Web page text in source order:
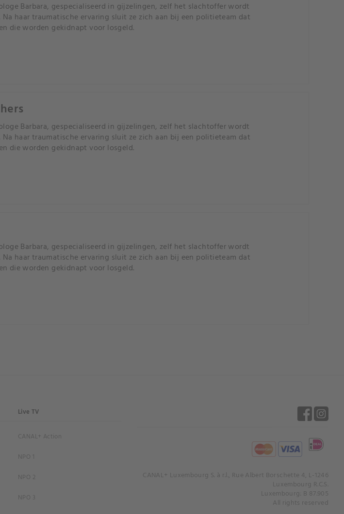
Barbara, gespecialiseerd in gijzelingen, zelf het slachtoffer wordt
haar traumatische ervaring sluit ze zich aan bij een politieteam dat
die worden gekidnapt voor losgeld.
Barbara, gespecialiseerd in gijzelingen, zelf het slachtoffer wordt
haar traumatische ervaring sluit ze zich aan bij een politieteam dat
die worden gekidnapt voor losgeld.
Barbara, gespecialiseerd in gijzelingen, zelf het slachtoffer wordt
haar traumatische ervaring sluit ze zich aan bij een politieteam dat
die worden gekidnapt voor losgeld.
Live TV
CANAL+ Action
NPO 1
NPO 2
NPO 3
CANAL+ Luxembourg S. à r.l., Rue Albert Borschette 4, L-1246
Luxembourg R.C.S.
Luxembourg: B 87.905
All rights reserved